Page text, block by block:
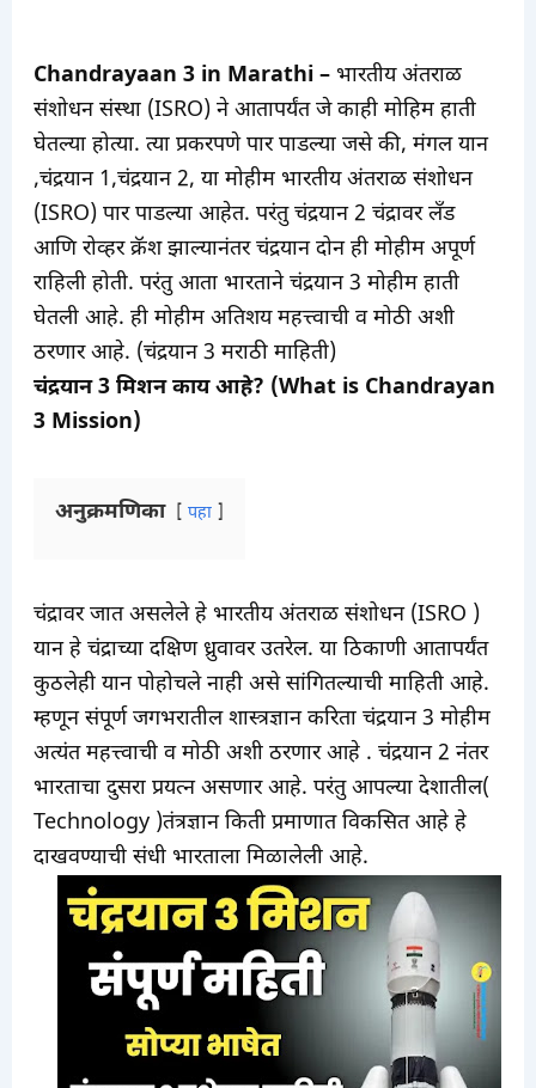
Chandrayaan 3 in Marathi – भारतीय अंतराळ
संशोधन संस्था (ISRO) ने आतापर्यंत जे काही मोहिम हाती
घेतल्या होत्या. त्या प्रकरपणे पार पाडल्या जसे की, मंगल यान
,चंद्रयान 1,चंद्रयान 2, या मोहीम भारतीय अंतराळ संशोधन
(ISRO) पार पाडल्या आहेत. परंतु चंद्रयान 2 चंद्रावर लँड
आणि रोव्हर क्रॅश झाल्यानंतर चंद्रयान दोन ही मोहीम अपूर्ण
राहिली होती. परंतु आता भारताने चंद्रयान 3 मोहीम हाती
घेतली आहे. ही मोहीम अतिशय महत्त्वाची व मोठी अशी
ठरणार आहे. (चंद्रयान 3 मराठी माहिती)
चंद्रयान 3 मिशन काय आहे? (What is Chandrayan
3 Mission)
अनुक्रमणिका पहा
चंद्रावर जात असलेले हे भारतीय अंतराळ संशोधन (ISRO )
यान हे चंद्राच्या दक्षिण ध्रुवावर उतरेल. या ठिकाणी आतापर्यंत
कुठलेही यान पोहोचले नाही असे सांगितल्याची माहिती आहे.
म्हणून संपूर्ण जगभरातील शास्त्रज्ञान करिता चंद्रयान 3 मोहीम
अत्यंत महत्त्वाची व मोठी अशी ठरणार आहे . चंद्रयान 2 नंतर
भारताचा दुसरा प्रयत्न असणार आहे. परंतु आपल्या देशातील(
Technology )तंत्रज्ञान किती प्रमाणात विकसित आहे हे
दाखवण्याची संधी भारताला मिळालेली आहे.